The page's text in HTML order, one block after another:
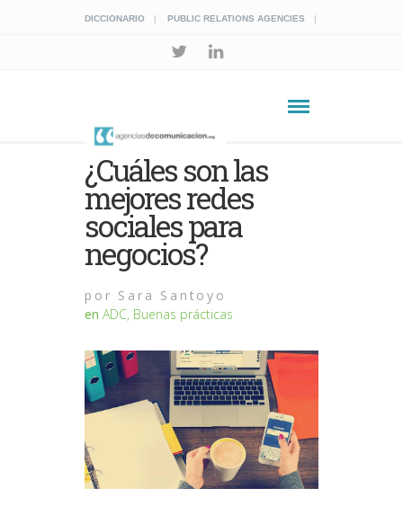
DICCIONARIO PUBLIC RELATIONS AGENCIES
¿Cuáles son las
mejores redes
sociales para
negocios?
por Sara Santoyo
en ADC, Buenas prácticas